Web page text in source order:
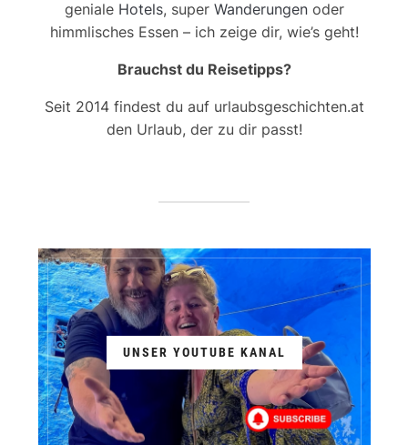
geniale Hotels, super Wanderungenoder
himmlisches Essen – ich zeige dir, wie’s geht!
Brauchst du Reisetipps?
Seit 2014 findest du auf urlaubsgeschichten.at
den Urlaub, der zu dir passt!
UNSER YOUTUBE KANAL